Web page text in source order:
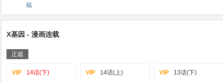
福
X基因 - 漫画连载
正篇
VIP 14话(下) VIP 14话(上) VIP 13话(下)